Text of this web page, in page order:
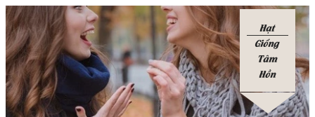
Hạt
Giống
Tâm
Hồn